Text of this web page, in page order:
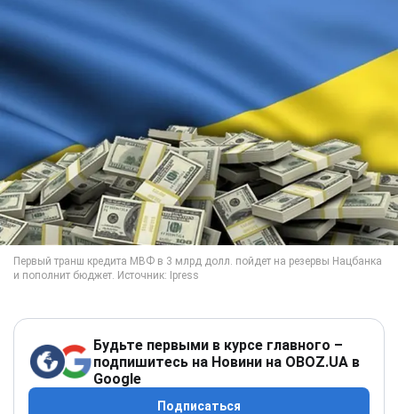
Будьте первыми в курсе главного –
подпишитесь на Новини на OBOZ.UA в
Google
Подписаться